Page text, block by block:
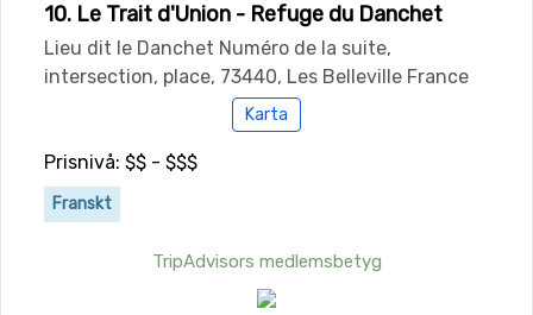
10. Le Trait d'Union - Refuge du Danchet
Lieu dit le Danchet Numéro de la suite,
intersection, place, 73440, Les Belleville France
Karta
Prisnivå: $$ - $$$
Franskt
TripAdvisors medlemsbetyg